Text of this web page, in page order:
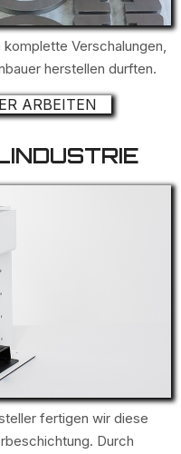
Verschalungen,
herstellen durften.
ARBEITEN
fertigen wir diese
Durch